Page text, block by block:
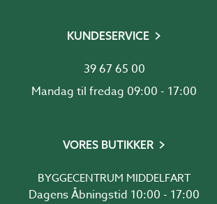
KUNDESERVICE
39 67 65 00
Mandag til fredag 09:00 - 17:00
VORES BUTIKKER
BYGGECENTRUM MIDDELFART
Dagens Åbningstid 10:00 - 17:00